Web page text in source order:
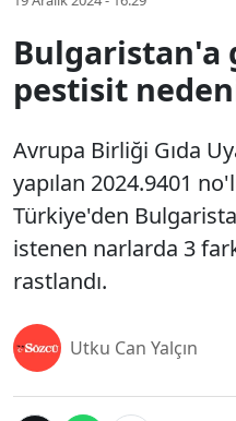
Bulgaristan'a
pestisit
Avrupa Birliği Gıda
yapılan 2024.9401
Türkiye'den
istenen narlarda 3
rastlandı.
Utku Can Yalçın